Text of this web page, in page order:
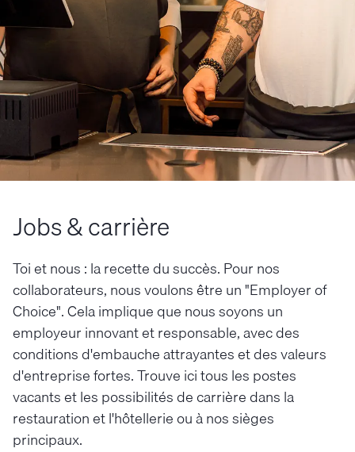
Jobs & carrière
Toi et nous : la recette du succès. Pour nos
collaborateurs, nous voulons être un "Employer of
Choice". Cela implique que nous soyons un
employeur innovant et responsable, avec des
conditions d'embauche attrayantes et des valeurs
d'entreprise fortes. Trouve ici tous les postes
vacants et les possibilités de carrière dans la
restauration et l'hôtellerie ou à nos sièges
principaux.